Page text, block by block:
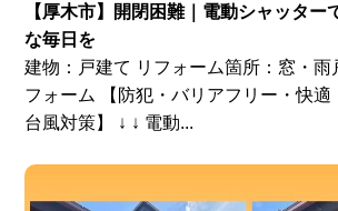
【厚木市】開閉困難｜電動シャッター
な毎日を
建物：戸建て リフォーム箇所：窓・雨
フォーム 【防犯・バリアフリー・快適
台風対策】 ↓ ↓ 電動...